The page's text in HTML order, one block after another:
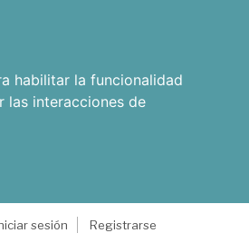
habilitar la funcionalidad
las interacciones de
sesión
Registrarse